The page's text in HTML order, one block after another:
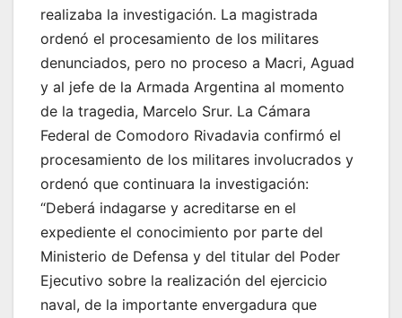
realizaba la investigación. La magistrada
ordenó el procesamiento de los militares
denunciados, pero no proceso a Macri, Aguad
y al jefe de la Armada Argentina al momento
de la tragedia, Marcelo Srur. La Cámara
Federal de Comodoro Rivadavia confirmó el
procesamiento de los militares involucrados y
ordenó que continuara la investigación:
“Deberá indagarse y acreditarse en el
expediente el conocimiento por parte del
Ministerio de Defensa y del titular del Poder
Ejecutivo sobre la realización del ejercicio
naval, de la importante envergadura que